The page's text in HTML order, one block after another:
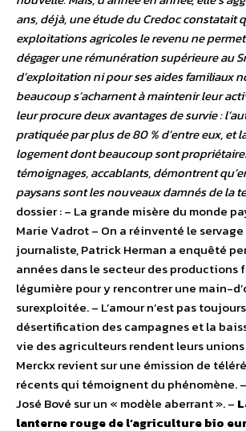
ans, déjà, une étude du Credoc constatait
exploitations agricoles le revenu ne
dégager une rémunération supérieure au
d’exploitation ni pour ses aides familiaux
beaucoup s’acharnent à maintenir leur
leur procure deux avantages de survie :
pratiquée par plus de 80 % d’entre eux, et
logement dont beaucoup sont
témoignages, accablants, démontrent
paysans sont les nouveaux damnés de la
dossier : – La grande misère du monde
Marie Vadrot – On a réinventé le servage
journaliste, Patrick Herman a enquêté
années dans le secteur des
légumière pour y rencontrer une main-
surexploitée. – L’amour n’est pas
désertification des campagnes et la
vie des agriculteurs rendent leurs
Merckx revient sur une émission de
récents qui témoignent du phénomène.
José Bové sur un « modèle aberrant ». –
lanterne rouge de l’agriculture bio